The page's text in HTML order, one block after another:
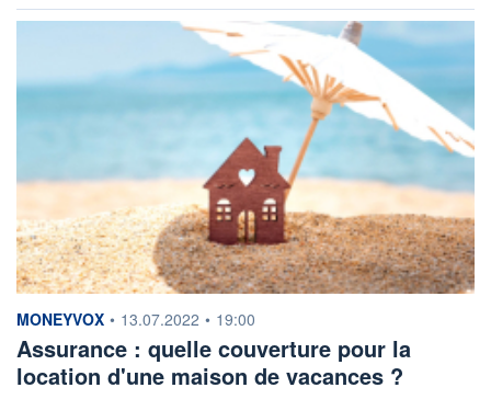
information fournie par
MONEYVOX • 13.07.2022 • 19:00
Assurance : quelle couverture pour la
location d'une maison de vacances ?